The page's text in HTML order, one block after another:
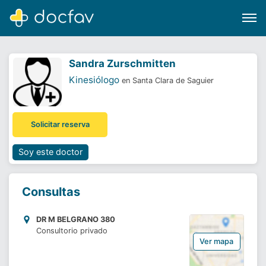
Software para clínicas
¿Eres un doctor?
Sandra Zurschmitten
Kinesiólogo en Santa Clara de Saguier
Solicitar reserva
Soy este doctor
Consultas
DR M BELGRANO 380
Consultorio privado
Ver mapa